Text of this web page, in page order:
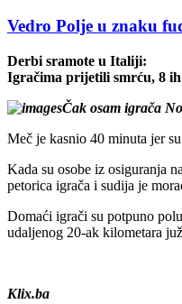
Vedro Polje u znaku
Derbi sramote u Italiji:
Igračima prijetili smrću, 8
Čak osam igrača
Meč je kasnio 40 minuta jer
Kada su osobe iz osiguranja
petorica igrača i sudija je
Domaći igrači su potpuno
udaljenog 20-ak kilometara
Klix.ba